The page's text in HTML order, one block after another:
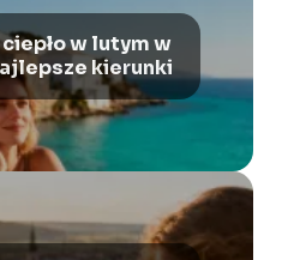
w lutym w
kierunki